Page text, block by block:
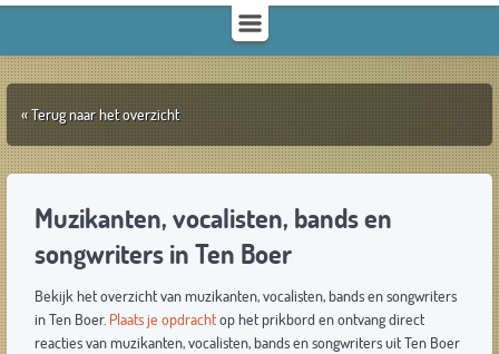
« Terug naar het overzicht
Muzikanten, vocalisten, bands en
songwriters in Ten Boer
Bekijk het overzicht van muzikanten, vocalisten, bands en songwriters
in Ten Boer. Plaats je opdrachtop het prikbord en ontvang direct
reacties van muzikanten, vocalisten, bands en songwriters uit Ten Boer